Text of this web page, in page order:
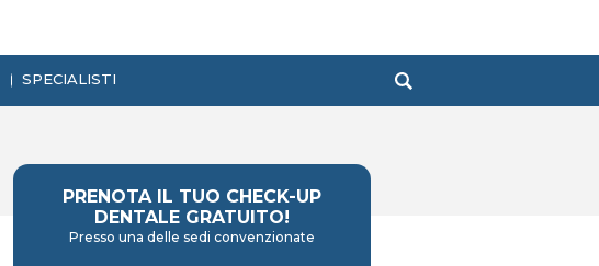
SPECIALISTI
PRENOTA IL TUO CHECK-UP
DENTALE GRATUITO!
Presso una delle sedi convenzionate